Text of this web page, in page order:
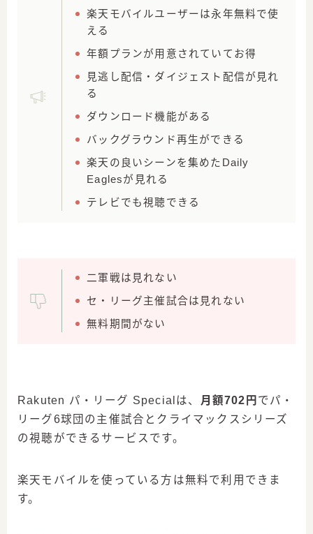
楽天モバイルユーザーは永年無料で使
える
年額プランが用意されていてお得
見逃し配信・ダイジェスト配信が見れ
る
ダウンロード機能がある
バックグラウンド再生ができる
楽天の良いシーンを集めたDaily
Eaglesが見れる
テレビでも視聴できる
二軍戦は見れない
セ・リーグ主催試合は見れない
無料期間がない
Rakuten パ・リーグ Specialは、 月額702円 でパ・
リーグ6球団の主催試合とクライマックスシリーズ
の視聴ができるサービスです。
楽天モバイルを使っている方は無料で利用できま
す。